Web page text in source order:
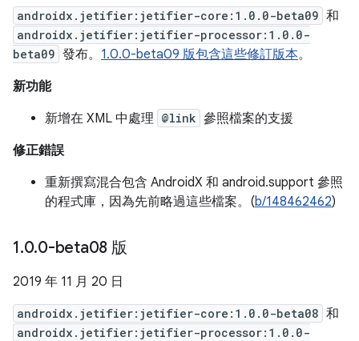
androidx.jetifier:jetifier-core:1.0.0-beta09 和
androidx.jetifier:jetifier-processor:1.0.0-
beta09 發布。 1.0.0-beta09 版包含這些修訂版本。
新功能
新增在 XML 中處理 @link 參照檔案的支援
修正錯誤
重新撰寫混合包含 AndroidX 和 android.support 參照
的程式庫，因為先前略過這些檔案。(b/148462462)
1.0.0-beta08 版
2019 年 11 月 20 日
androidx.jetifier:jetifier-core:1.0.0-beta08 和
androidx.jetifier:jetifier-processor:1.0.0-